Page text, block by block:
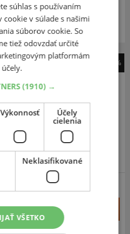
budúci prac. deň
v Bratislave do 2 dní.
sklad 20 ks.
-42%
60 R17
69W
TL,R
–
súhlas s používaním
cookie v súlade s našimi
súborov cookie. So
tiež odovzdať určité
platformám
(1910) →
Výkonnosť
Účely
cielenia
Neklasifikované
VŠETKO